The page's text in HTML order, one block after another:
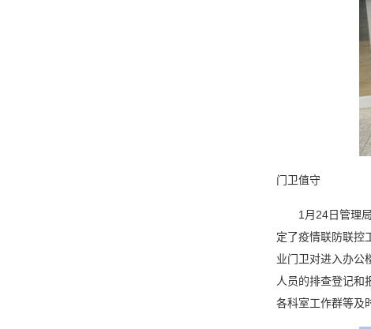
门卫值守
1月24日管理局
定了疫情联防联控
业门卫对进入办公
人员的排查登记和
各科室工作群等及